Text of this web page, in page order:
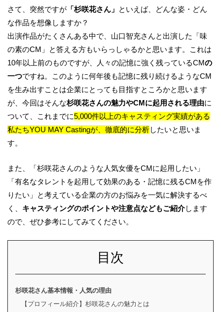
さて、突然ですが 「杉咲花さん」 といえば、どんな姿・どん
な作品を想像しますか？
出演作品がたくさんある中で、山口智充さんと出演した「味
の素のCM」と答える方もいらっしゃるかと思います。これは
10年以上前のものですが、人々の記憶に強く残っているCMの
一つですね。このように何年後も記憶に残り続けるようなCM
を生み出すことは企業にとっても目指すところかと思います
が、今回はそんな杉咲花さんの魅力やCMに起用される理由に
ついて、これまでに5,000件以上のキャスティング実績がある
私たちYOU MAY Castingが、徹底的に分析したいと思いま
す。
また、「杉咲花さんのような人気女優をCMに起用したい」
「有名なタレントを起用して効果のある・記憶に残るCMを作
りたい」と考えている企業の方のお悩みを一気に解決するべ
く、 キャスティングのポイントや注意点などもご紹介します
ので、ぜひ参考にしてみてください。
目次
杉咲花さん基本情報・人気の理由
【プロフィール紹介】杉咲花さんの魅力とは